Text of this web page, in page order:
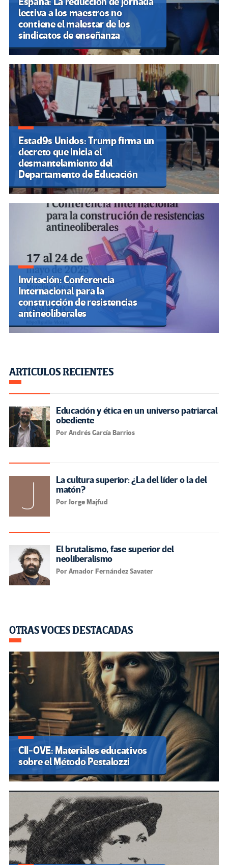
lectiva a los maestros no
contiene el malestar de los
sindicatos de enseñanza
Estad9s Unidos: Trump firma un
decreto que inicia el
desmantelamiento del
Departamento de Educación
Invitación: Conferencia
Internacional para la
construcción de resistencias
antineoliberales
ARTÍCULOS RECIENTES
Educación y ética en un universo patriarcal
obediente
Por Andrés García Barrios
La cultura superior: ¿La del líder o la del
matón?
Por Jorge Majfud
El brutalismo, fase superior del
neoliberalismo
Por Amador Fernández Savater
OTRAS VOCES DESTACADAS
CII-OVE: Materiales educativos
sobre el Método Pestalozzi